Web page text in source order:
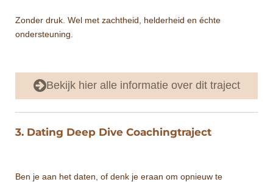
Zonder druk. Wel met zachtheid, helderheid en échte
ondersteuning.
Bekijk hier alle informatie over dit traject
3. Dating Deep Dive Coachingtraject
Ben je aan het daten, of denk je eraan om opnieuw te